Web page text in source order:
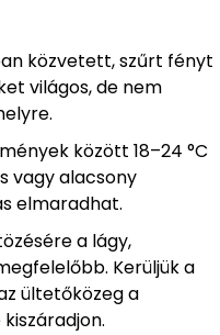
közvetett, szűrt fényt
világos, de nem
között 18–24 °C
vagy alacsony
elmaradhat.
a lágy,
Kerüljük a
ültetőközeg a